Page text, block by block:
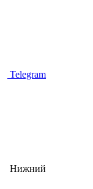
Telegram
Нижний